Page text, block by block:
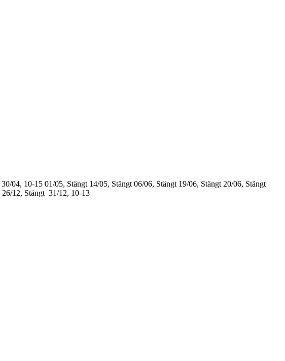
30/04, 10-15 01/05, Stängt 14/05, Stängt 06/06, Stängt 19/06, Stängt 20/06, Stängt
26/12, Stängt 31/12, 10-13